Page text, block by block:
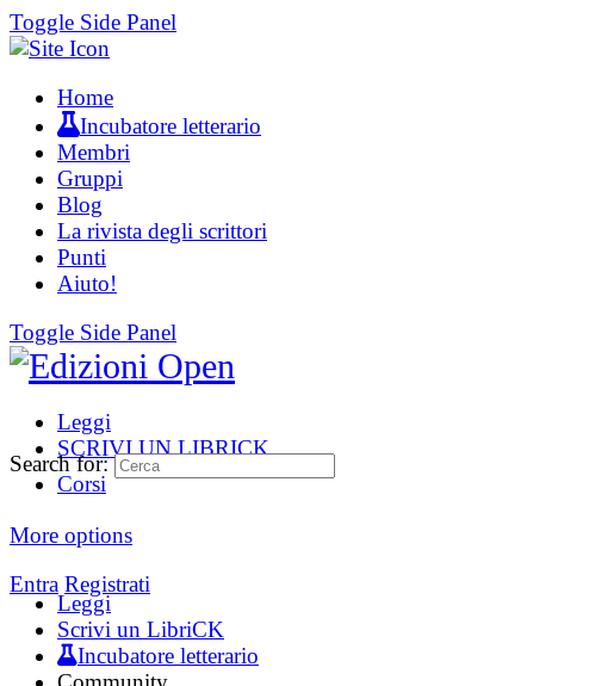
Toggle Side Panel
Home
Incubatore letterario
Membri
Gruppi
Blog
La rivista degli scrittori
Punti
Aiuto!
Toggle Side Panel
Leggi
SCRIVI UN LIBRICK
Corsi
More options
Entra Registrati
Search for:
Leggi
Scrivi un LibriCK
Incubatore letterario